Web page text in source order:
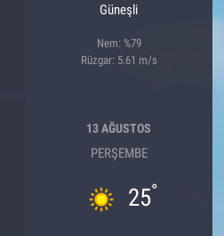
Güneşli
Nem: %79
Rüzgar: 5.61 m/s
13 AĞUSTOS
PERŞEMBE
25°